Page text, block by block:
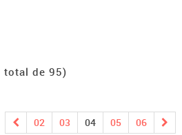
total de 95)
02 03 04 05 06